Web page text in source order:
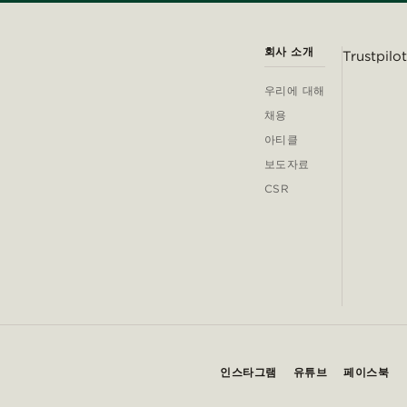
회사 소개
우리에 대해
채용
아티클
보도자료
CSR
Trustpilot
인스타그램 유튜브 페이스북